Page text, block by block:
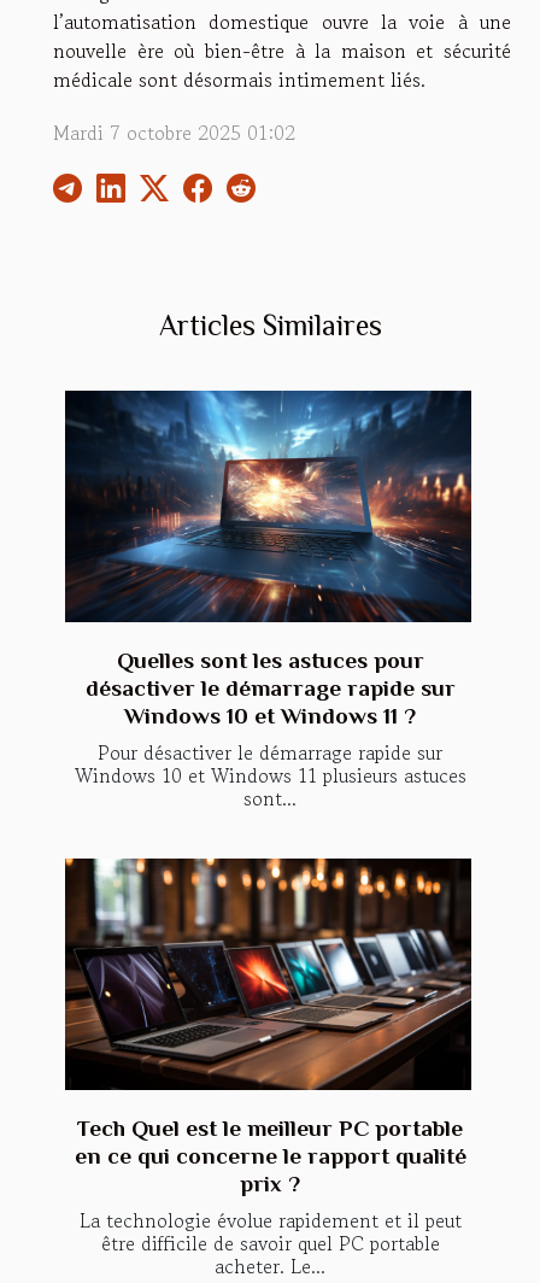
Articles Similaires
Quelles sont les astuces pour
désactiver le démarrage rapide sur
Windows 10 et Windows 11 ?
Pour désactiver le démarrage rapide sur
Windows 10 et Windows 11 plusieurs astuces
sont...
Tech Quel est le meilleur PC portable
en ce qui concerne le rapport qualité
prix ?
La technologie évolue rapidement et il peut
être difficile de savoir quel PC portable
acheter. Le...
l’automatisation domestique ouvre la voie à une
nouvelle ère où bien-être à la maison et sécurité
médicale sont désormais intimement liés.
Mardi 7 octobre 2025 01:02